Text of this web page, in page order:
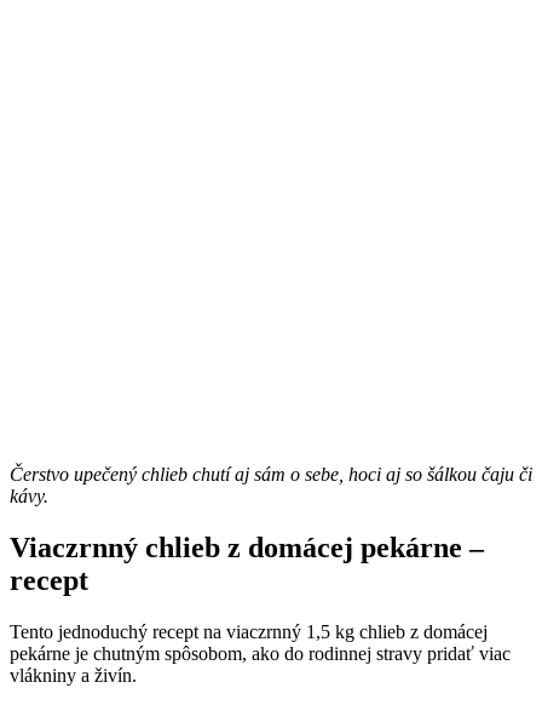
Čerstvo upečený chlieb chutí aj sám o sebe, hoci aj so šálkou čaju či
kávy.
Viaczrnný chlieb z domácej pekárne –
recept
Tento jednoduchý recept na viaczrnný 1,5 kg chlieb z domácej
pekárne je chutným spôsobom, ako do rodinnej stravy pridať viac
vlákniny a živín.